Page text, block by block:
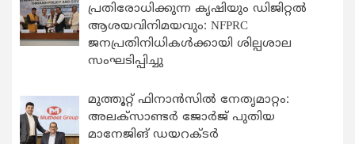
പ്രതിരോധിക്കുന്ന കൃഷിയും ഡിജിറ്റൽ
ആശയവിനിമയവും: NFPRC
ജനപ്രതിനിധികൾക്കായി ശില്പശാല
സംഘടിപ്പിച്ചു
മുത്തൂറ്റ് ഫിനാൻസിൽ നേതൃമാറ്റം:
അലക്സാണ്ടർ ജോർജ് പുതിയ
മാനേജിങ് ഡയറക്ടർ